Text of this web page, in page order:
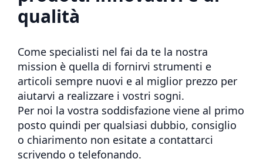
qualità
Come specialisti nel fai da te la nostra
mission è quella di fornirvi strumenti e
articoli sempre nuovi e al miglior prezzo per
aiutarvi a realizzare i vostri sogni.
Per noi la vostra soddisfazione viene al primo
posto quindi per qualsiasi dubbio, consiglio
o chiarimento non esitate a contattarci
scrivendo o telefonando.